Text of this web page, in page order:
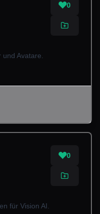
0
Avatare.
0
für Vision AI.